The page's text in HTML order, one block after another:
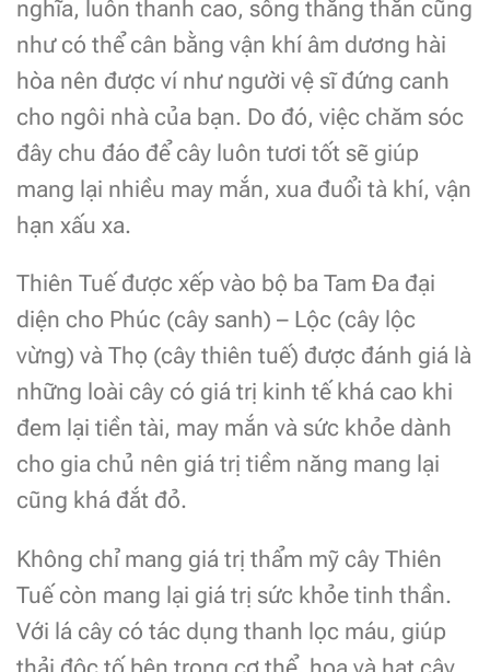
nghĩa, luôn thanh cao, sống thẳng thắn cũng
như có thể cân bằng vận khí âm dương hài
hòa nên được ví như người vệ sĩ đứng canh
cho ngôi nhà của bạn. Do đó, việc chăm sóc
đây chu đáo để cây luôn tươi tốt sẽ giúp
mang lại nhiều may mắn, xua đuổi tà khí, vận
hạn xấu xa.
Thiên Tuế được xếp vào bộ ba Tam Đa đại
diện cho Phúc (cây sanh) – Lộc (cây lộc
vừng) và Thọ (cây thiên tuế) được đánh giá là
những loài cây có giá trị kinh tế khá cao khi
đem lại tiền tài, may mắn và sức khỏe dành
cho gia chủ nên giá trị tiềm năng mang lại
cũng khá đắt đỏ.
Không chỉ mang giá trị thẩm mỹ cây Thiên
Tuế còn mang lại giá trị sức khỏe tinh thần.
Với lá cây có tác dụng thanh lọc máu, giúp